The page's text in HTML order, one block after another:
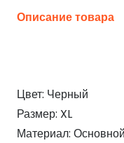
Описание товара
Цвет: Черный
Размер: XL
Материал: